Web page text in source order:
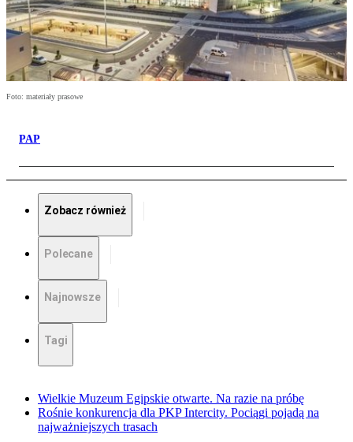
Foto: materiały prasowe
PAP
Zobacz również
Polecane
Najnowsze
Tagi
Wielkie Muzeum Egipskie otwarte. Na razie na próbę
Rośnie konkurencja dla PKP Intercity. Pociągi pojadą na
najważniejszych trasach